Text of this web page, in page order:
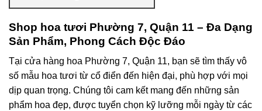
Shop hoa tươi Phường 7, Quận 11 – Đa Dạng
Sản Phẩm, Phong Cách Độc Đáo
Tại cửa hàng hoa Phường 7, Quận 11, bạn sẽ tìm thấy vô
số mẫu hoa tươi từ cổ điển đến hiện đại, phù hợp với mọi
dịp quan trọng. Chúng tôi cam kết mang đến những sản
phẩm hoa đẹp, được tuyển chọn kỹ lưỡng mỗi ngày từ các